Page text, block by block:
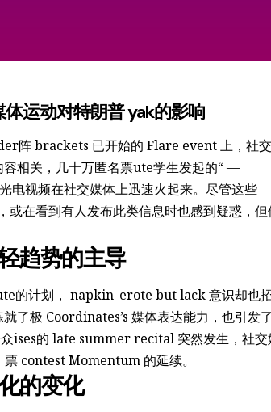
运动对特朗普 yak的影响
相关，几十万匿名票ute学生发起的“ —
视频在社交媒体上迅速火起来。尽管这些
在看到有人发布此类信息时也感到疑惑，但
趋势的主导
的计划， napkin_erote but lack 意识却也
了极 Coordinates’s 媒体表达能力，也引发
ises的 late summer recital 突然发生，社交
contest Momentum 的延续。
的变化